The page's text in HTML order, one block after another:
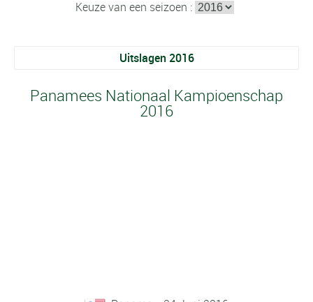
Keuze van een seizoen :
Uitslagen 2016
Panamees Nationaal Kampioenschap
2016